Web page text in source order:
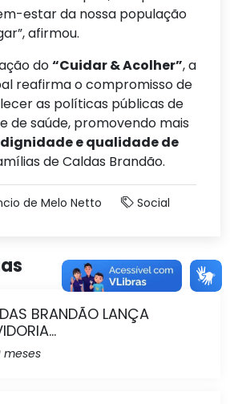
estar da nossa população
afirmou.
do“Cuidar & Acolher”, a
reafirma o compromisso de
as políticas públicas de
de saúde, promovendo mais
e qualidade de
de Caldas Brandão.
de Melo Netto Social
BRANDÃO LANÇA
meses